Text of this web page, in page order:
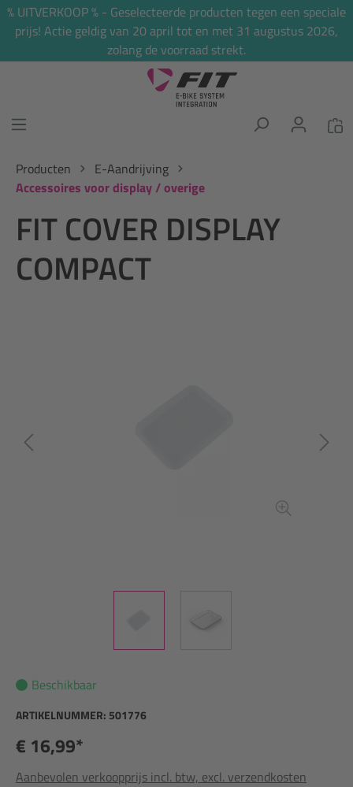
% UITVERKOOP % - Geselecteerde producten tegen een speciale
prijs! Actie geldig van 20 april tot en met 31 augustus 2026,
zolang de voorraad strekt.
Producten
E-Aandrijving
Accessoires voor display / overige
FIT COVER DISPLAY
COMPACT
Beschikbaar
ARTIKELNUMMER: 501776
€ 16,99*
Aanbevolen verkoopprijs incl. btw, excl. verzendkosten